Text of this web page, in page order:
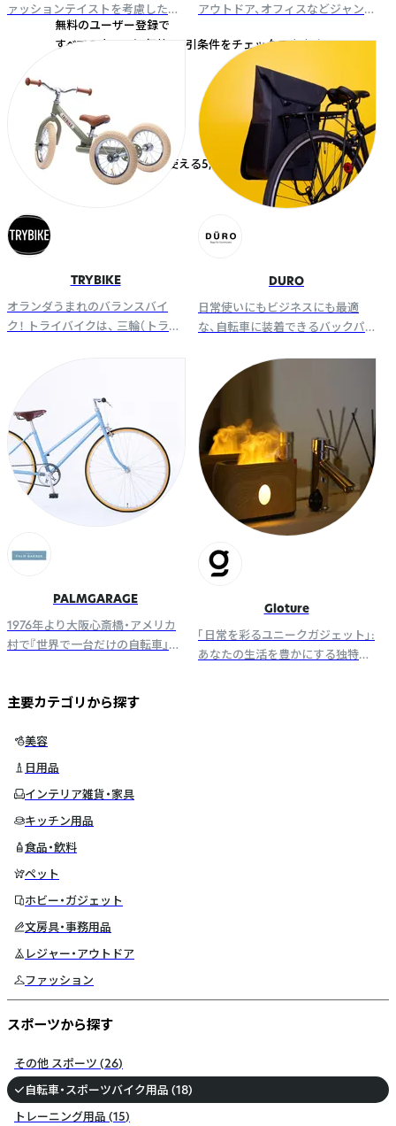
ァッションテイストを考慮したデ
ザインと、カラーが人気。 幼児から
パパ・ママ、通勤や街乗り用まで幅
アウトドア、オフィスなどジャン
企画開発しています。
TRYBIKE
オランダうまれのバランスバイ
ク！ トライバイクは、 三輪（トライ
DURO
日常使いにもビジネスにも最適
な、自転車に装着できるバックパ
ストの悩みを解決しつつ、耐水性
とたっぷりの荷室で快適な移動を
サポート。
PALMGARAGE
1976年より大阪心斎橋・アメリカ
村で『世界で一台だけの自転車』の
Gloture
「日常を彩るユニークガジェット」:
あなたの生活を豊かにする独特な
主要カテゴリから探す
美容
日用品
インテリア雑貨・家具
キッチン用品
食品・飲料
ペット
ホビー・ガジェット
文房具・事務用品
レジャー・アウトドア
ファッション
スポーツから探す
その他 スポーツ (26)
自転車・スポーツバイク用品 (18)
トレーニング用品 (15)
無料のユーザー登録で
すべての商品の卸価格・取引条件をチェックできます！
無料
すぐに使える5,000円クーポンプレゼント！